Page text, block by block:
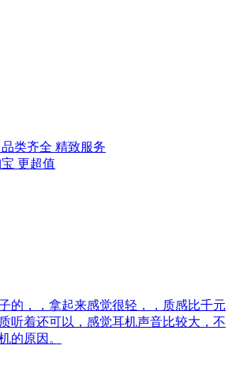
品类齐全 精致服务
宝 更超值
的，，拿起来感觉很轻，，质感比千元
听着还可以，感觉耳机声音比较大，不
的原因。